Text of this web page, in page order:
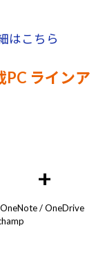
はこちら
ラインア
+
/ OneDrive